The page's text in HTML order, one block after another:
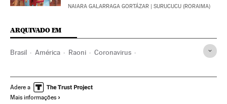
NAIARA GALARRAGA GORTÁZAR | SURUCUCU (RORAIMA)
ARQUIVADO EM
Brasil América Raoni Coronavirus
Prêmios Nobel Desmatamento
Adere a
Mais informações